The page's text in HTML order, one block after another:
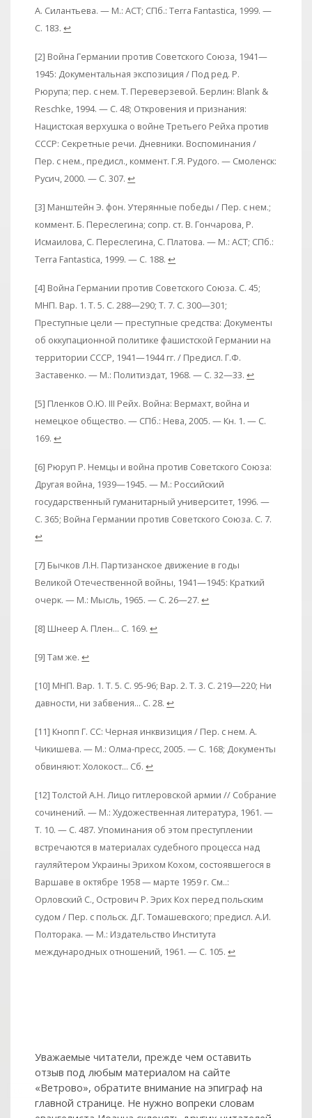
0
А. Силантьева. — М.: ACT; СПб.: Terra Fantastica, 1999. —
С. 183.↩
[2] Война Германии против Советского Союза, 1941—
1945: Документальная экспозиция / Под ред. Р.
Рюрупа; пер. с нем. Т. Переверзевой. Берлин: Blank &
Reschke, 1994. — С. 48; Откровения и признания:
Нацистская верхушка о войне Третьего Рейха против
СССР: Секретные речи. Дневники. Воспоминания /
Пер. с нем., предисл., коммент. Г.Я. Рудого. — Смоленск:
Русич, 2000. — С. 307.↩
[3] Манштейн Э. фон. Утерянные победы / Пер. с нем.;
коммент. Б. Переслегина; сопр. ст. В. Гончарова, Р.
Исмаилова, С. Переслегина, С. Платова. — М.: ACT; СПб.:
Terra Fantastica, 1999. — С. 188.↩
[4] Война Германии против Советского Союза. С. 45;
МНП. Вар. 1. Т. 5. С. 288—290; Т. 7. С. 300—301;
Преступные цели — преступные средства: Документы
об оккупационной политике фашистской Германии на
территории СССР, 1941—1944 гг. / Предисл. Г.Ф.
Заставенко. — М.: Политиздат, 1968. — С. 32—33.↩
[5] Пленков О.Ю. III Рейх. Война: Вермахт, война и
немецкое общество. — СПб.: Нева, 2005. — Кн. 1. — С.
169.↩
[6] Рюруп Р. Немцы и война против Советского Союза:
Другая война, 1939—1945. — М.: Российский
государственный гуманитарный университет, 1996. —
С. 365; Война Германии против Советского Союза. С. 7.
↩
[7] Бычков Л.Н. Партизанское движение в годы
Великой Отечественной войны, 1941—1945: Краткий
очерк. — М.: Мысль, 1965. — С. 26—27.↩
[8] Шнеер А. Плен... С. 169.↩
[9] Там же.↩
[10] МНП. Вар. 1. Т. 5. С. 95-96; Вар. 2. Т. 3. С. 219—220; Ни
давности, ни забвения... С. 28.↩
[11] Кнопп Г. СС: Черная инквизиция / Пер. с нем. А.
Чикишева. — М.: Олма-пресс, 2005. — С. 168; Документы
обвиняют: Холокост... Сб.↩
[12] Толстой А.Н. Лицо гитлеровской армии // Собрание
сочинений. — М.: Художественная литература, 1961. —
Т. 10. — С. 487. Упоминания об этом преступлении
встречаются в материалах судебного процесса над
гауляйтером Украины Эрихом Кохом, состоявшегося в
Варшаве в октябре 1958 — марте 1959 г. См..:
Орловский С., Острович Р. Эрих Кох перед польским
судом / Пер. с польск. Д.Г. Томашевского; предисл. А.И.
Полторака. — М.: Издательство Института
международных отношений, 1961. — С. 105.↩
Уважаемые читатели, прежде чем оставить
отзыв под любым материалом на сайте
«Ветрово», обратите внимание на эпиграф на
главной странице. Не нужно вопреки словам